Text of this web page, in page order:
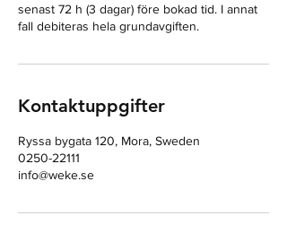
senast 72 h (3 dagar) före bokad tid. I annat
fall debiteras hela grundavgiften.
Kontaktuppgifter
Ryssa bygata 120, Mora, Sweden
0250-22111
info@weke.se